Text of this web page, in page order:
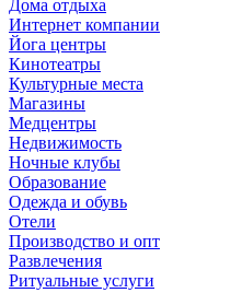
Дома отдыха
Интернет компании
Йога центры
Кинотеатры
Культурные места
Магазины
Медцентры
Недвижимость
Ночные клубы
Образование
Одежда и обувь
Отели
Производство и опт
Развлечения
Ритуальные услуги